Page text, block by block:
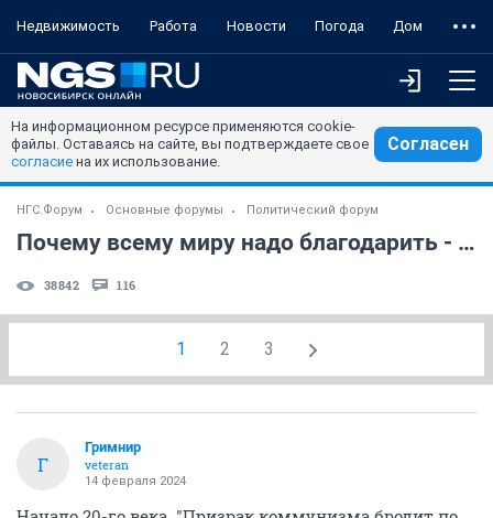
Недвижимость Работа Новости Погода Дом
На информационном ресурсе применяются cookie-
файлы. Оставаясь на сайте, вы подтверждаете свое
согласие на их использование.
Согласен
НГС.Форум Основные форумы Политический форум
Почему всему миру надо благодарить - коммунистов
38842 116
1 2 3
Г
Гримнир
veteran
14 февраля 2024